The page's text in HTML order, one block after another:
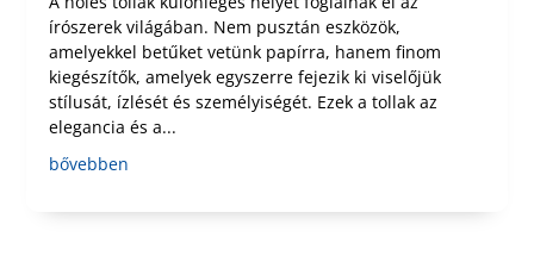
írószerek világában. Nem pusztán eszközök,
amelyekkel betűket vetünk papírra, hanem finom
kiegészítők, amelyek egyszerre fejezik ki viselőjük
stílusát, ízlését és személyiségét. Ezek a tollak az
elegancia és a...
bővebben